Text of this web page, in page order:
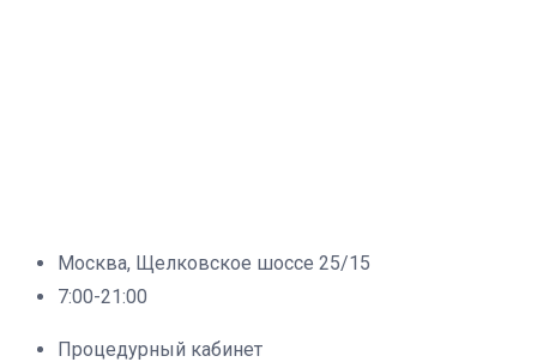
Москва, Щелковское шоссе 25/15
7:00-21:00
Процедурный кабинет